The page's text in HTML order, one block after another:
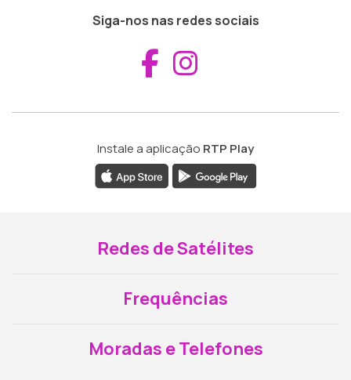
Siga-nos nas redes sociais
Aceder ao
Instale a aplicação RTP Play
Redes de Satélites
Frequências
Moradas e Telefones